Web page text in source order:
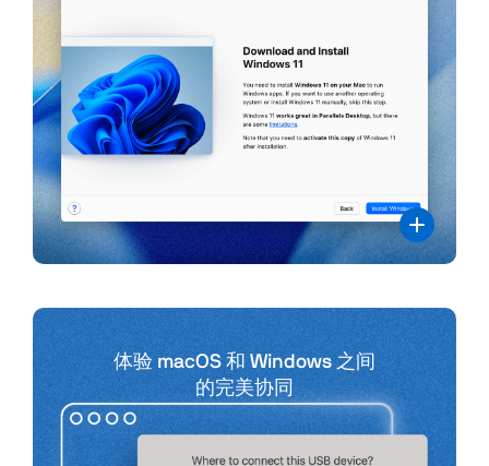
体验 macOS 和 Windows 之间
的完美协同